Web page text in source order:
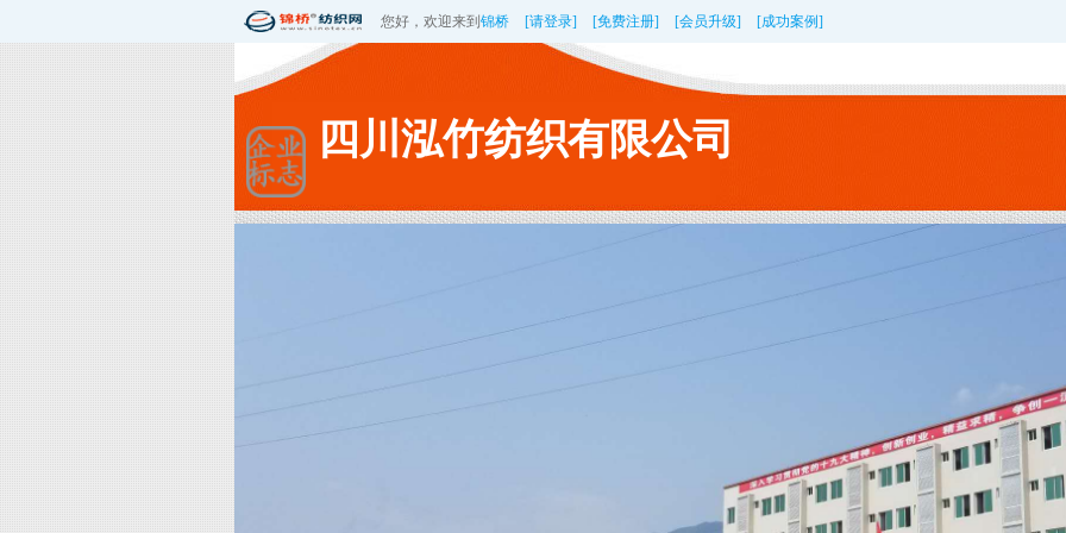
您好，欢迎来到 锦桥 [请登录] [免费注册] [会员升级] [成功案例]
四川泓竹纺织有限公司